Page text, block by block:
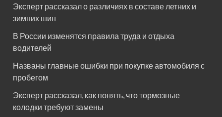
Эксперт рассказал о различиях в составе летних и
зимних шин
В России изменятся правила труда и отдыха
водителей
Названы главные ошибки при покупке автомобиля с
пробегом
Эксперт рассказал, как понять, что тормозные
колодки требуют замены